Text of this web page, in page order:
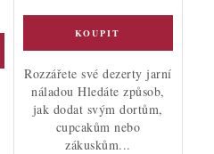
Rozzářete své dezerty jarní
náladou Hledáte způsob,
jak dodat svým dortům,
cupcakům nebo
zákuskům...